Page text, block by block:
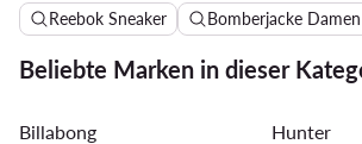
Reebok Sneaker Bomberjacke Damen
Beliebte Marken in dieser
Billabong Hunter